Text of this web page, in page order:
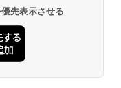
地球の歩き方D アジア
スピーク) 着替えテン
ト 【中が透けない】 1
グッズ 災害用トイレ ビ
プアップテント 携帯 簡
ス保冷剤 2個セット 2
冷凍 空間倍増 衛生的
持ち
先表示させる